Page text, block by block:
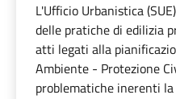
L'Ufficio Urbanistica
delle pratiche di edilizia
atti legati alla
Ambiente - Protezione
problematiche inerenti